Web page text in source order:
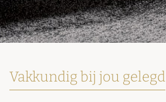
Vakkundig bij jou gelegd